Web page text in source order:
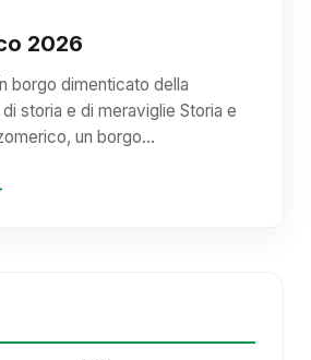
2026
borgo dimenticato della
storia e di meraviglie Storia e
un borgo…